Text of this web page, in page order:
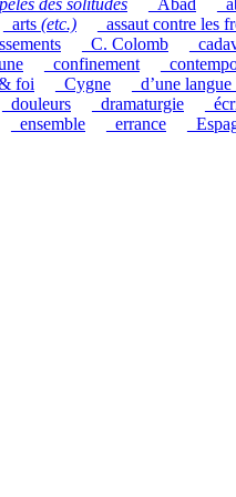
_arts (etc.) _assaut contre les
_C. Colomb
_confinement
foi _Cygne _d’une
_douleurs _dramaturgie
_ensemble _errance